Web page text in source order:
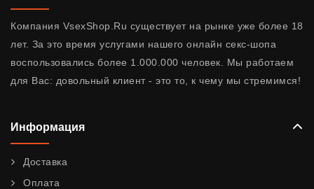
Компания VsexShop.Ru существует на рынке уже более 18
лет. За это время услугами нашего онлайн секс-шопа
воспользовались более 1.000.000 человек. Мы работаем
для Вас: довольный клиент - это то, к чему мы стремимся!
Информация
Доставка
Оплата